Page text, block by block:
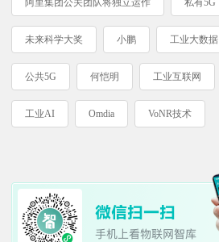
阿里集团公关团队将独立运作 私有5G
未来科学大奖 小鹏 工业大数据
公共5G 何恺明 工业互联网
工业AI Omdia VoNR技术